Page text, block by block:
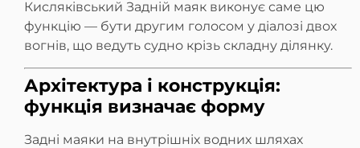
Кисляківський Задній маяк виконує саме цю
функцію — бути другим голосом у діалозі двох
вогнів, що ведуть судно крізь складну ділянку.
Архітектура і конструкція:
функція визначає форму
Задні маяки на внутрішніх водних шляхах